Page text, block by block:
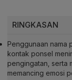
RINGKASAN
Penggunaan nama
kontak ponsel
pengingatan, serta
memancing emosi